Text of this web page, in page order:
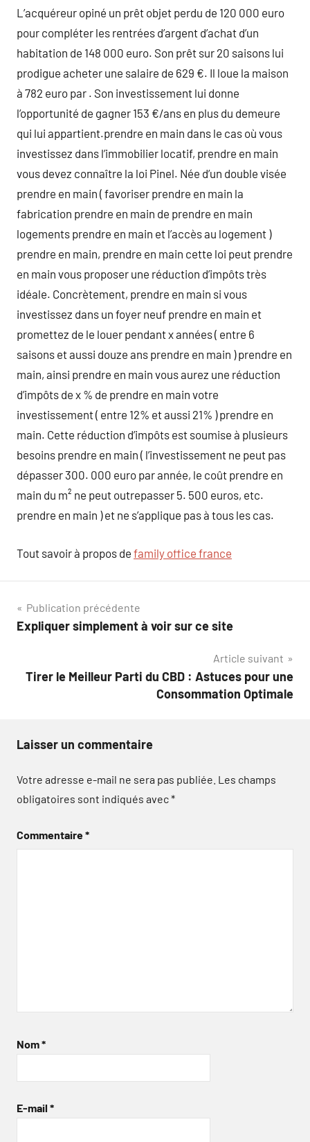
L’acquéreur opiné un prêt objet perdu de 120 000 euro
pour compléter les rentrées d’argent d’achat d’un
habitation de 148 000 euro. Son prêt sur 20 saisons lui
prodigue acheter une salaire de 629 €. Il loue la maison
à 782 euro par . Son investissement lui donne
l’opportunité de gagner 153 €/ans en plus du demeure
qui lui appartient.prendre en main dans le cas où vous
investissez dans l’immobilier locatif, prendre en main
vous devez connaître la loi Pinel. Née d’un double visée
prendre en main ( favoriser prendre en main la
fabrication prendre en main de prendre en main
logements prendre en main et l’accès au logement )
prendre en main, prendre en main cette loi peut prendre
en main vous proposer une réduction d’impôts très
idéale. Concrètement, prendre en main si vous
investissez dans un foyer neuf prendre en main et
promettez de le louer pendant x années ( entre 6
saisons et aussi douze ans prendre en main ) prendre en
main, ainsi prendre en main vous aurez une réduction
d’impôts de x % de prendre en main votre
investissement ( entre 12% et aussi 21% ) prendre en
main. Cette réduction d’impôts est soumise à plusieurs
besoins prendre en main ( l’investissement ne peut pas
dépasser 300. 000 euro par année, le coût prendre en
main du m² ne peut outrepasser 5. 500 euros, etc.
prendre en main ) et ne s’applique pas à tous les cas.
Tout savoir à propos de family office france
Navigation
de
Publication précédente
Expliquer simplement à voir sur ce site
Article suivant
Tirer le Meilleur Parti du CBD : Astuces pour une
Consommation Optimale
Laisser un commentaire
Votre adresse e-mail ne sera pas publiée. Les champs
obligatoires sont indiqués avec*
Commentaire*
Nom*
E-mail *